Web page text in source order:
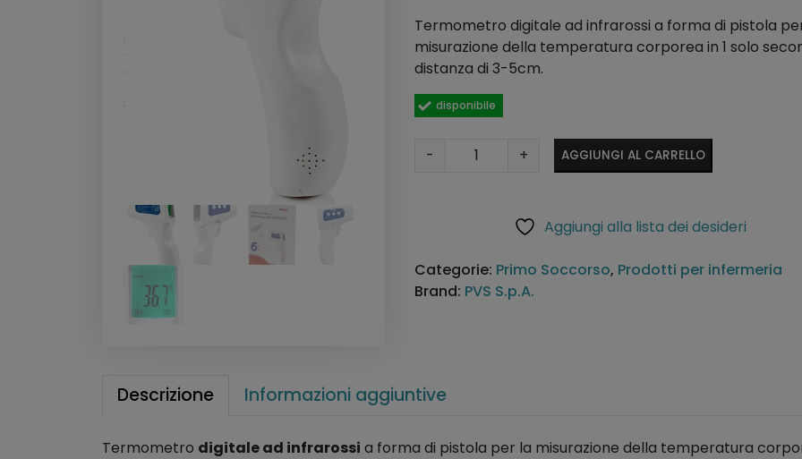
Termometro digitale ad infrarossi a forma di pistola
misurazione della temperatura corporea in 1 solo
distanza di 3-5cm.
disponibile
-
e
t
g
t
+ AGGIUNGI AL CARRELLO
ti
v
Aggiungi alla lista dei desideri
Categorie: Primo Soccorso, Prodotti per infermeria
Brand: PVS S.p.A.
Descrizione Informazioni aggiuntive
Termometro digitale ad infrarossi a forma di pistola per la misurazione della temperatura